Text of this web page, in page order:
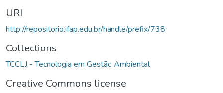
URI
http://repositorio.ifap.edu.br/handle/prefix/738
Collections
TCCLJ - Tecnologia em Gestão Ambiental
Creative Commons license